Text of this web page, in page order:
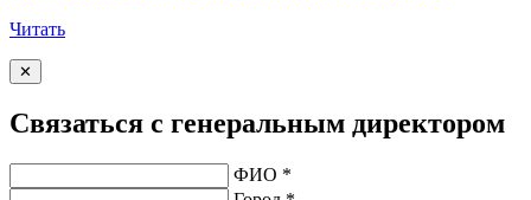
Читать
✕
Связаться с генеральным директором
ФИО *